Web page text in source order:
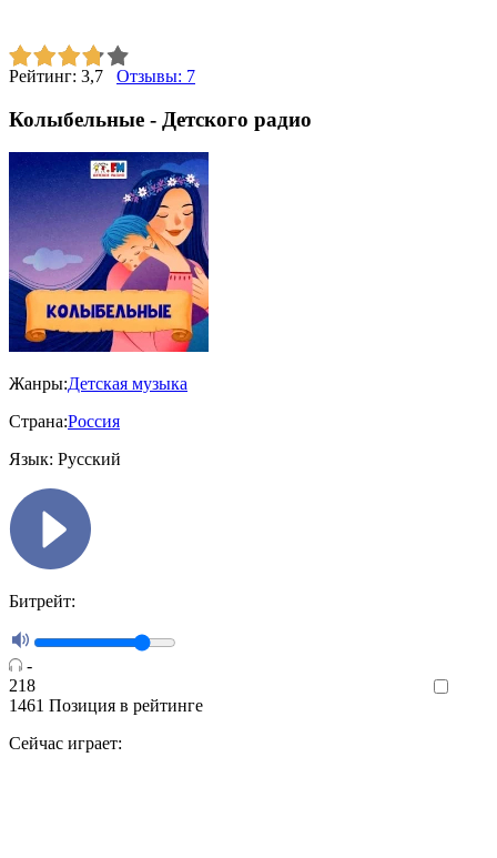
Рейтинг: 3,7 Отзывы: 7
Колыбельные - Детского радио
Жанры:Детская музыка
Страна:Россия
Язык: Русский
Битрейт:
-
218
1461 Позиция в рейтинге
Сейчас играет: